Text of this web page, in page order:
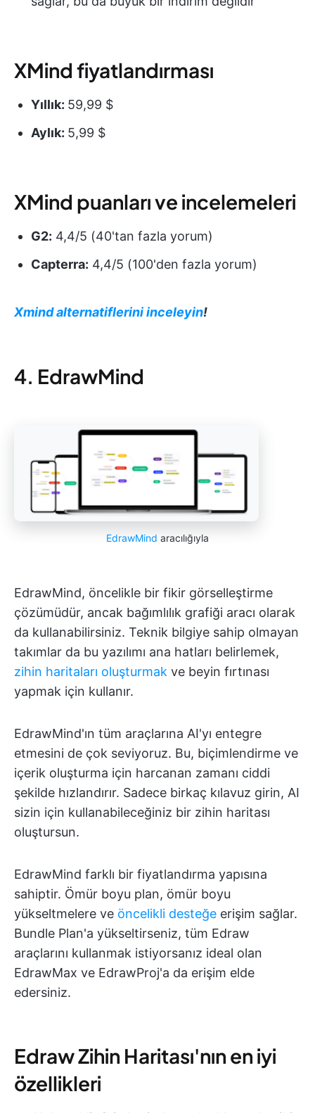
XMind fiyatlandırması
Yıllık: 59,99 $
Aylık: 5,99 $
XMind puanları ve incelemeleri
G2: 4,4/5 (40'tan fazla yorum)
Capterra: 4,4/5 (100'den fazla yorum)
Xmind alternatiflerini inceleyin!
4. EdrawMind
EdrawMind aracılığıyla
EdrawMind, öncelikle bir fikir görselleştirme
çözümüdür, ancak bağımlılık grafiği aracı olarak
da kullanabilirsiniz. Teknik bilgiye sahip olmayan
takımlar da bu yazılımı ana hatları belirlemek,
zihin haritaları oluşturmak ve beyin fırtınası
yapmak için kullanır.
EdrawMind'ın tüm araçlarına AI'yı entegre
etmesini de çok seviyoruz. Bu, biçimlendirme ve
içerik oluşturma için harcanan zamanı ciddi
şekilde hızlandırır. Sadece birkaç kılavuz girin, AI
sizin için kullanabileceğiniz bir zihin haritası
oluştursun.
EdrawMind farklı bir fiyatlandırma yapısına
sahiptir. Ömür boyu plan, ömür boyu
yükseltmelere ve öncelikli desteğe erişim sağlar.
Bundle Plan'a yükseltirseniz, tüm Edraw
araçlarını kullanmak istiyorsanız ideal olan
EdrawMax ve EdrawProj'a da erişim elde
edersiniz.
Edraw Zihin Haritası'nın en iyi
özellikleri